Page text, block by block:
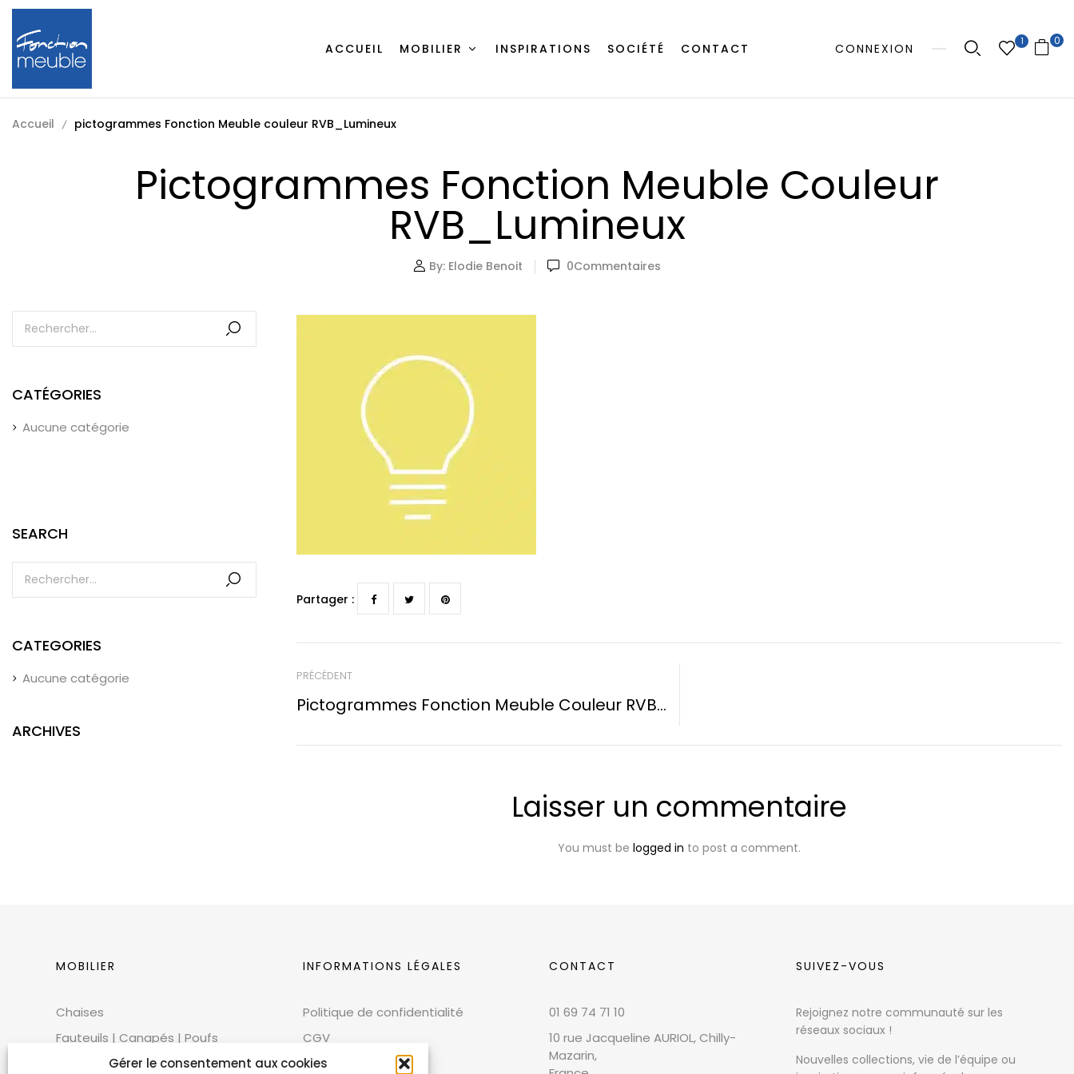
Gérer le consentement aux cookies
ACCUEIL MOBILIER INSPIRATIONS SOCIÉTÉ CONTACT CONNEXION
1 0
Accueil pictogrammes Fonction Meuble couleur RVB_Lumineux
Pictogrammes Fonction Meuble Couleur
RVB_Lumineux
By: Elodie Benoit 0Commentaires
CATÉGORIES
Aucune catégorie
SEARCH
CATEGORIES
Aucune catégorie
ARCHIVES
Partager :
PRÉCÉDENT
Pictogrammes Fonction Meuble Couleur RVB_Lumineux
Laisser un commentaire
You must be logged in to post a comment.
MOBILIER
Chaises
Fauteuils | Canapés | Poufs
Mobilier extérieur
INFORMATIONS LÉGALES
Politique de confidentialité
CGV
CGU
CONTACT
01 69 74 71 10
10 rue Jacqueline AURIOL, Chilly-
Mazarin,
SUIVEZ-VOUS
Rejoignez notre communauté sur les
réseaux sociaux !
Nouvelles collections, vie de l’équipe ou